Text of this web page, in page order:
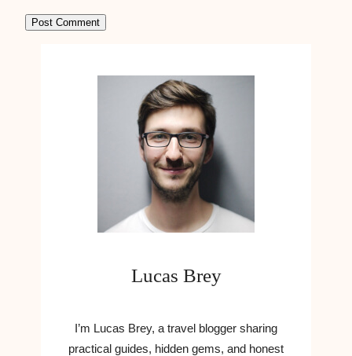
Lucas Brey
I’m Lucas Brey, a travel blogger sharing
practical guides, hidden gems, and honest